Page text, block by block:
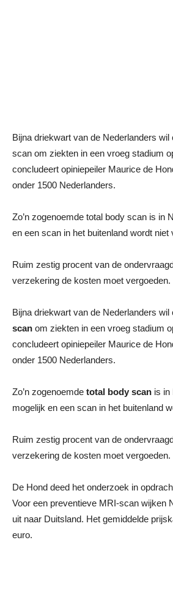
Bijna driekwart van de Nederlanders
scan om ziekten in een vroeg stadium
concludeert opiniepeiler Maurice de
onder 1500 Nederlanders.
Zo’n zogenoemde total body scan is in
en een scan in het buitenland wordt niet
Ruim zestig procent van de
verzekering de kosten moet vergoeden.
Bijna driekwart van de Nederlanders wil
scan om ziekten in een vroeg stadium
concludeert opiniepeiler Maurice de
onder 1500 Nederlanders.
Zo’n zogenoemde total body scan is in
mogelijk en een scan in het buitenland
Ruim zestig procent van de
verzekering de kosten moet vergoeden.
De Hond deed het onderzoek in
Voor een preventieve MRI-scan wijken
uit naar Duitsland. Het gemiddelde
euro.